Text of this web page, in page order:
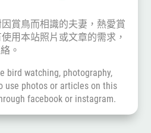
賞鳥而相識的夫妻，熱愛賞
用本站照片或文章的需求，
。
bird watching, photography,
use photos or articles on this
facebook or instagram.